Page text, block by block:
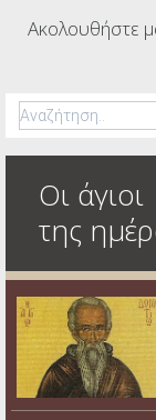
Ακολουθήστε
Οι άγιοι
της